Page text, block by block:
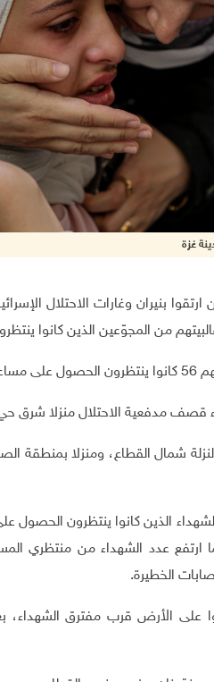
غزة
الذين ارتقوا بنيران وغارات الاحتلال
من المجوّعين الذين كانوا
غذائية.
مدفعية الاحتلال منزلا شرق
شمال القطاع، ومنزلا بمنطقة
الذين كانوا ينتظرون الحصول
ارتفع عدد الشهداء من منتظري
على الأرض قرب مفترق الشهداء،